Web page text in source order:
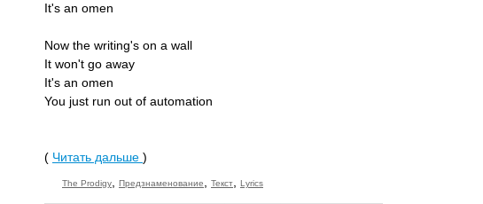
It's an omen
Now the writing's on a wall
It won't go away
It's an omen
You just run out of automation
( Читать дальше )
The Prodigy Предзнаменование Текст Lyrics